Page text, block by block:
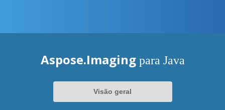
Aspose.Imaging para Java
Visão geral